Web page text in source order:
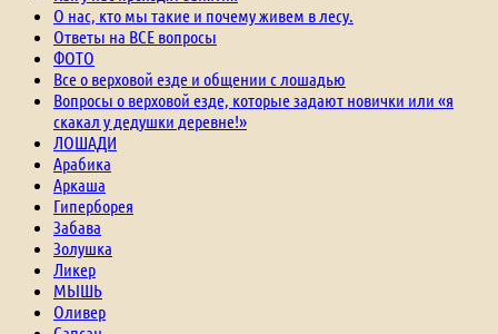
О нас, кто мы такие и почему живем в лесу.
Ответы на ВСЕ вопросы
ФОТО
Все о верховой езде и общении с лошадью
Вопросы о верховой езде, которые задают новички или «я
скакал у дедушки деревне!»
ЛОШАДИ
Арабика
Аркаша
Гиперборея
Забава
Золушка
Ликер
МЫШЬ
Оливер